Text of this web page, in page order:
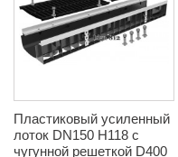
Пластиковый усиленный
лоток DN150 H118 с
чугунной решеткой D400